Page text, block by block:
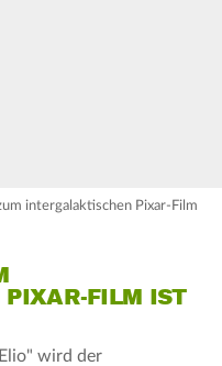
intergalaktischen Pixar-Film
FILM IST
wird der